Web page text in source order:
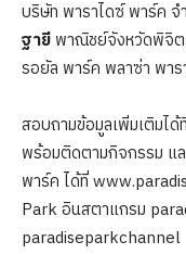
บริษัท พาราไดซ์ พาร์ค
ฐายี พาณิชย์จังหวัดพิจิต
รอยัล พาร์ค พลาซ่า พาร
สอบถามข้อมูลเพิ่มเติมไ
พร้อมติดตามกิจกรรม แ
พาร์ค ได้ที่
Park อินสตาแกรม
paradiseparkchannel